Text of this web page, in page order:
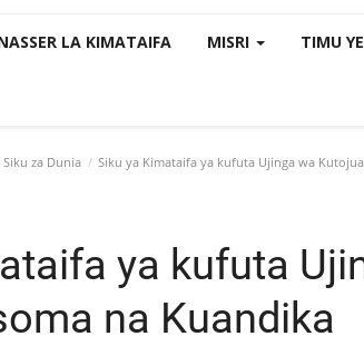
LA KIMATAIFA MISRI TIMU
Siku za Dunia Siku ya Kimataifa ya kufuta Ujinga wa
ya kufuta
na Kuandika